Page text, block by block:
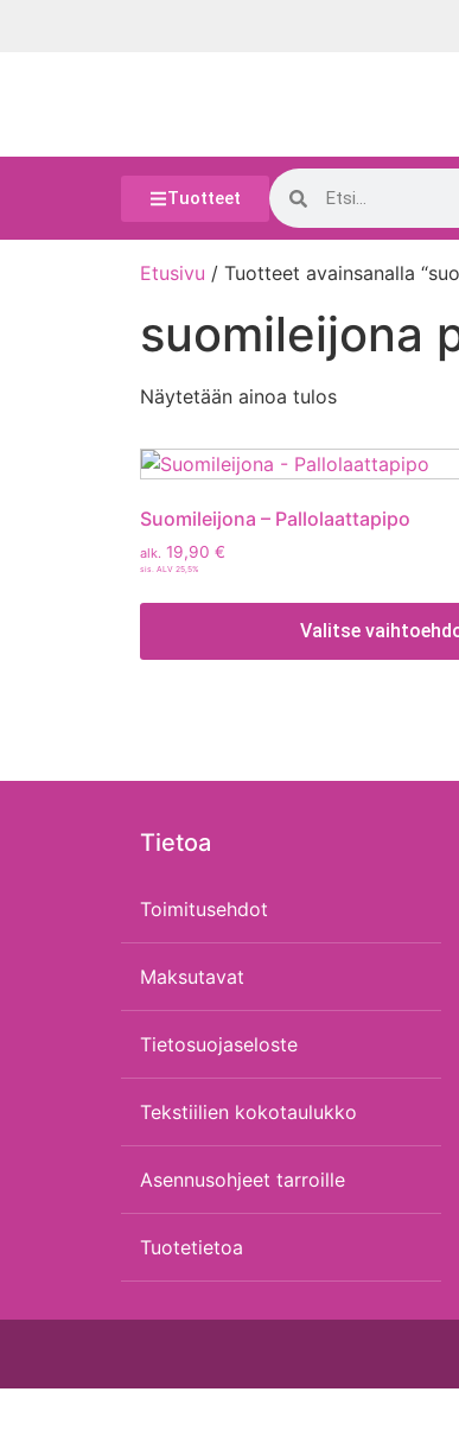
Tuotteet
Etusivu / Tuotteet avainsanalla
suomileijona
Näytetään ainoa tulos
Suomileijona – Pallolaattapipo
alk. 19,90 €
sis. ALV 25,5%
Valitse
Tietoa
Toimitusehdot
Maksutavat
Tietosuojaseloste
Tekstiilien kokotaulukko
Asennusohjeet tarroille
Tuotetietoa